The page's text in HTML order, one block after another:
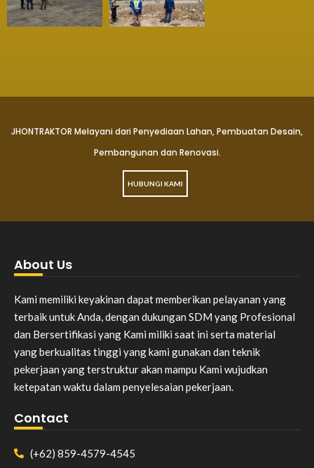
JHONTRAKTOR Melayani dari Penyediaan Lahan, Pembuatan Desain,
Pembangunan dan Renovasi.
HUBUNGI KAMI
About Us
Kami memiliki keyakinan dapat memberikan pelayanan yang
terbaik untuk Anda, dengan dukungan SDM yang Profesional
dan Bersertifikasi yang Kami miliki saat ini serta material
yang berkualitas tinggi yang kami gunakan dan teknik
pekerjaan yang terstruktur akan mampu Kami wujudkan
ketepatan waktu dalam penyelesaian pekerjaan.
Contact
(+62) 859-4579-4545